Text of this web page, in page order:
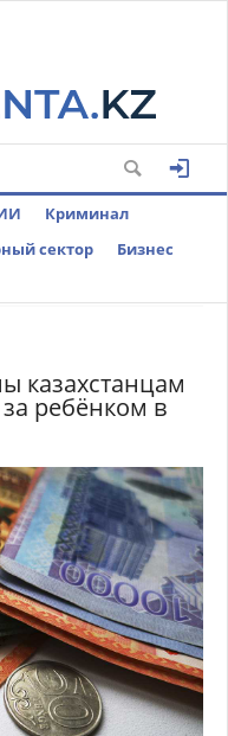
Криминал
сектор
Бизнес
казахстанцам
ребёнком в